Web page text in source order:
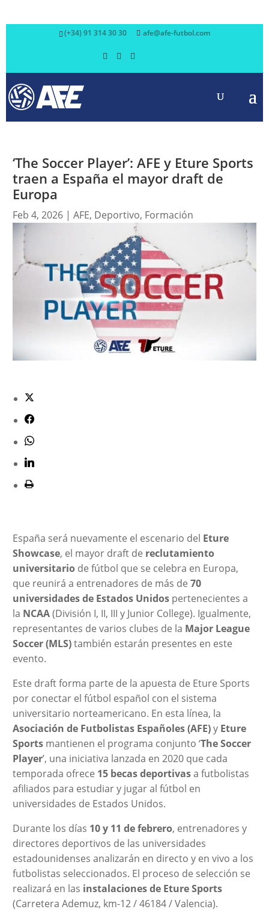
(+34) 91 314 30 30 afe@afe-futbol.com
‘The Soccer Player’: AFE y Eture Sports
traen a España el mayor draft de
Europa
Feb 4, 2026| AFE, Deportivo, Formación
España será nuevamente el escenario del Eture
Showcase, el mayor draft de reclutamiento
universitariode fútbol que se celebra en Europa,
que reunirá a entrenadores de más de 70
universidades de Estados Unidos pertenecientes a
la NCAA(División I, II, III y Junior College). Igualmente,
representantes de varios clubes de la Major League
Soccer (MLS)también estarán presentes en este
evento.
Este draft forma parte de la apuesta de Eture Sports
por conectar el fútbol español con el sistema
universitario norteamericano. En esta línea, la
Asociación de Futbolistas Españoles (AFE)y Eture
Sportsmantienen el programa conjunto ‘The Soccer
Player’, una iniciativa lanzada en 2020 que cada
temporada ofrece 15 becas deportivasa futbolistas
afiliados para estudiar y jugar al fútbol en
universidades de Estados Unidos.
Durante los días 10 y 11 de febrero, entrenadores y
directores deportivos de las universidades
estadounidenses analizarán en directo y en vivo a los
futbolistas seleccionados. El proceso de selección se
realizará en las instalaciones de Eture Sports
(Carretera Ademuz, km-12 / 46184 / Valencia).